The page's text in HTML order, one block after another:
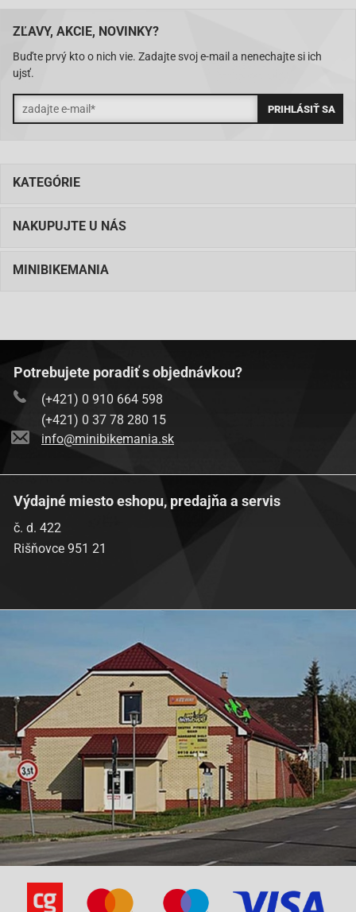
ZĽAVY, AKCIE, NOVINKY?
Buďte prvý kto o nich vie. Zadajte svoj e-mail a nenechajte si ich
ujsť.
KATEGÓRIE
NAKUPUJTE U NÁS
MINIBIKEMANIA
Potrebujete poradiť s objednávkou?
(+421) 0 910 664 598
(+421) 0 37 78 280 15
info@minibikemania.sk
Výdajné miesto eshopu, predajňa a servis
č. d. 422
Rišňovce 951 21